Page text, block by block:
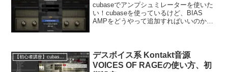
cubaseでアンプシュミレーターを使いた
い！cubaseを使っているけど、BIAS
AMPをどうやって追加すればいいのか分
【初心者講座】cubase pro 11の使い方
デスボイス系 Kontakt音源
VOICES OF RAGEの使い方、初